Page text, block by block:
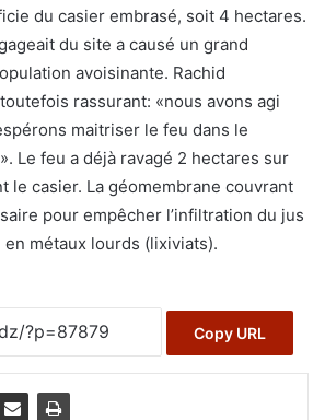
du casier embrasé, soit 4 hectares.
du site a causé un grand
avoisinante. Rachid
rassurant: «nous avons agi
maitriser le feu dans le
Le feu a déjà ravagé 2 hectares sur
le casier. La géomembrane couvrant
pour empêcher l’infiltration du jus
métaux lourds (lixiviats).
Copy URL